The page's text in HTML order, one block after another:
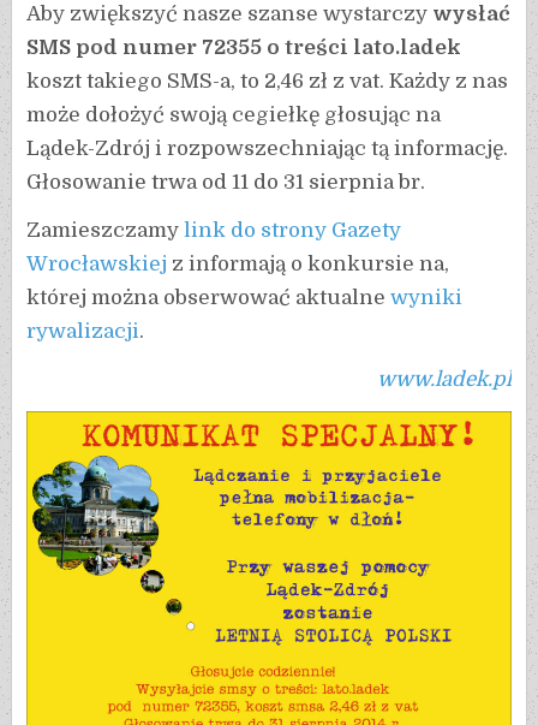
Aby zwiększyć nasze szanse wystarczy wysłać
SMS pod numer 72355 o treści lato.ladek
koszt takiego SMS-a, to 2,46 zł z vat. Każdy z nas
może dołożyć swoją cegiełkę głosując na
Lądek-Zdrój i rozpowszechniając tą informację.
Głosowanie trwa od 11 do 31 sierpnia br.
Zamieszczamylink do strony Gazety
Wrocławskiej z informają o konkursie na,
której można obserwować aktualnewyniki
rywalizacji.
www.ladek.pl